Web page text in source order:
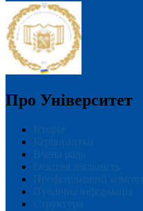
Про Університет
Історія
Керівництво
Вчена рада
Освітня діяльність
Профспілковий комітет
Публічна інформація
Структура